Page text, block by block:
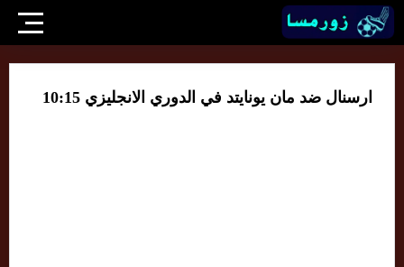
ارسنال ضد مان يونايتد في الدوري الانجليزي 10:15